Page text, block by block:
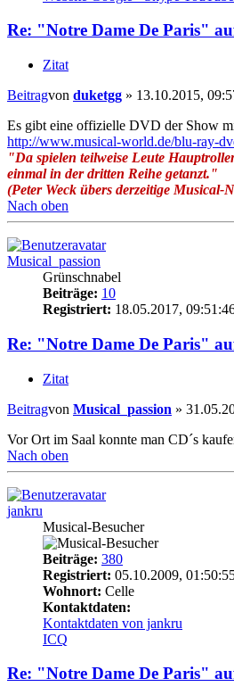
Re: "Notre Dame De Paris"
Zitat
Beitragvon duketgg » 13.10.2015,
Es gibt eine offizielle DVD der Show
http://www.musical-world.de/blu-ray-
"Da spielen teilweise Leute
einmal in der dritten Reihe getanzt."
(Peter Weck übers derzeitige Musical-
Nach oben
Musical_passion
Grünschnabel
Beiträge: 10
Registriert: 18.05.2017,
Re: "Notre Dame De Paris"
Zitat
Beitragvon Musical_passion »
Vor Ort im Saal konnte man CD´s
Nach oben
jankru
Musical-Besucher
Beiträge: 380
Registriert: 05.10.2009,
Wohnort: Celle
Kontaktdaten:
Kontaktdaten von jankru
ICQ
Re: "Notre Dame De Paris"